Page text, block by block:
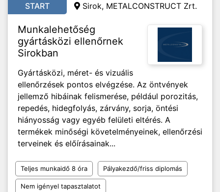
START Sirok, METALCONSTRUCT Zrt.
Munkalehetőség
gyártásközi ellenőrnek
Sirokban
Gyártásközi, méret- és vizuális
ellenőrzések pontos elvégzése. Az öntvények
jellemző hibáinak felismerése, például porozitás,
repedés, hidegfolyás, zárvány, sorja, öntési
hiányosság vagy egyéb felületi eltérés. A
termékek minőségi követelményeinek, ellenőrzési
terveinek és előírásainak...
Teljes munkaidő 8 óra Pályakezdő/friss diplomás
Nem igényel tapasztalatot